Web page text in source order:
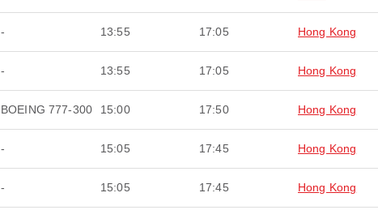
- 13:55 17:05 Hong Kong
- 13:55 17:05 Hong Kong
BOEING 777-300 15:00 17:50 Hong Kong
- 15:05 17:45 Hong Kong
- 15:05 17:45 Hong Kong